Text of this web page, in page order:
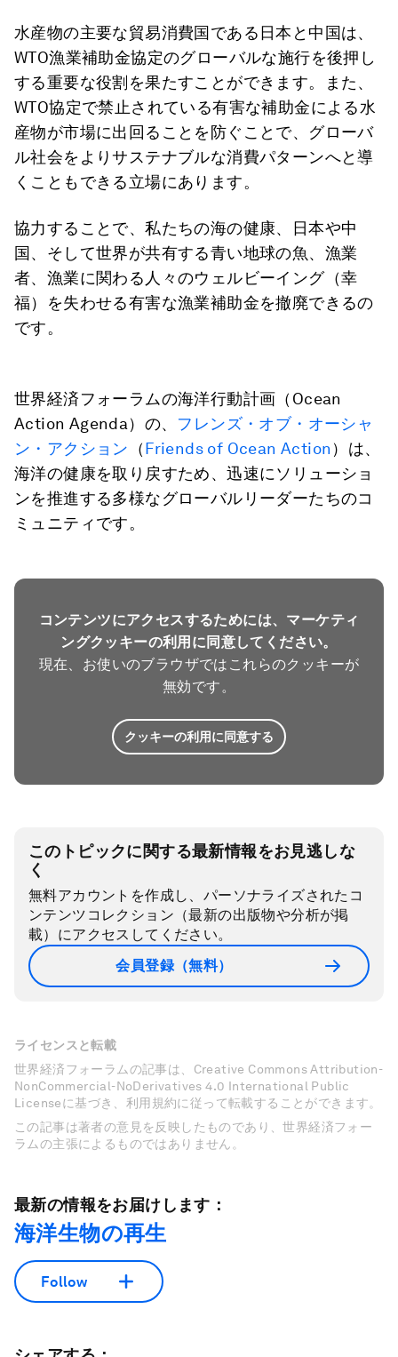
水産物の主要な貿易消費国である日本と中国は、
WTO漁業補助金協定のグローバルな施行を後押し
する重要な役割を果たすことができます。また、
WTO協定で禁止されている有害な補助金による水
産物が市場に出回ることを防ぐことで、グローバ
ル社会をよりサステナブルな消費パターンへと導
くこともできる立場にあります。
協力することで、私たちの海の健康、日本や中
国、そして世界が共有する青い地球の魚、漁業
者、漁業に関わる人々のウェルビーイング（幸
福）を失わせる有害な漁業補助金を撤廃できるの
です。
世界経済フォーラムの海洋行動計画（Ocean
Action Agenda）の、 フレンズ・オブ・オーシャ
ン・アクション （Friends of Ocean Action ）は、
海洋の健康を取り戻すため、迅速にソリューショ
ンを推進する多様なグローバルリーダーたちのコ
ミュニティです。
コンテンツにアクセスするためには、マーケティ
ングクッキーの利用に同意してください。
現在、お使いのブラウザではこれらのクッキーが
無効です。
クッキーの利用に同意する
このトピックに関する最新情報をお見逃しな
く
無料アカウントを作成し、パーソナライズされたコ
ンテンツコレクション（最新の出版物や分析が掲
載）にアクセスしてください。
会員登録（無料）
ライセンスと転載
世界経済フォーラムの記事は、Creative Commons Attribution-
NonCommercial-NoDerivatives 4.0 International Public
Licenseに基づき、利用規約に従って転載することができます。
この記事は著者の意見を反映したものであり、世界経済フォー
ラムの主張によるものではありません。
最新の情報をお届けします：
海洋生物の再生
Follow